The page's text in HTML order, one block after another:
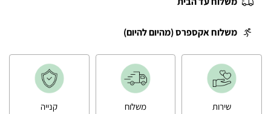
משלוח אקספרס (מהיום להיום)
שירות
משלוח
קנייה